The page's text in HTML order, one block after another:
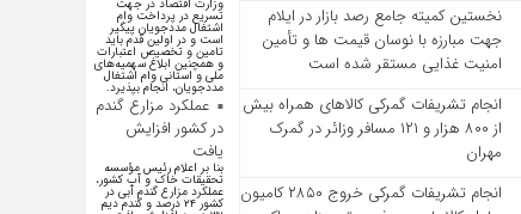
نخستین کمیته جامع رصد بازار در ایلام
جهت مبارزه با نوسان قیمت‌ ها و تأمین
امنیت غذایی مستقر شده است
انجام تشریفات گمرکی کالاهای همراه بیش
از ۸۰۰ هزار و ۱۲۱ مسافر وزائر در گمرک
مهران
انجام تشریفات گمرکی خروج ۲۸۵۰ کامیون
وزارت اقتصاد در جهت
تسریع در پرداخت وام
اشتغال مددجویان پیگیر
است و در اولین قدم باید
تامین و تخصیص اعتبارات
و همچنین ابلاغ سهمیه‌های
ملی و استانی وام اشتغال
مددجویان، انجام بپذیرد.
عملکرد مزارع گندم
در کشور افزایش
یافت
بنا بر اعلام رئیس مؤسسه
تحقیقات خاک و آب کشور،
عملکرد مزارع گندم آبی در
کشور ۲۴ درصد و گندم دیم